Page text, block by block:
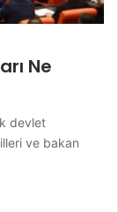
Ne
devlet
ve bakan